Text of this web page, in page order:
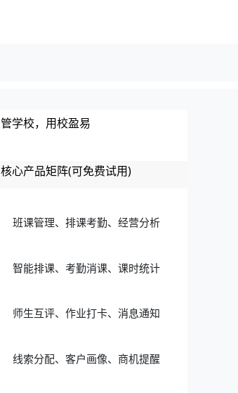
管学校，用校盈易
核心产品矩阵(可免费试用)
班课管理、排课考勤、经营分析
智能排课、考勤消课、课时统计
师生互评、作业打卡、消息通知
线索分配、客户画像、商机提醒